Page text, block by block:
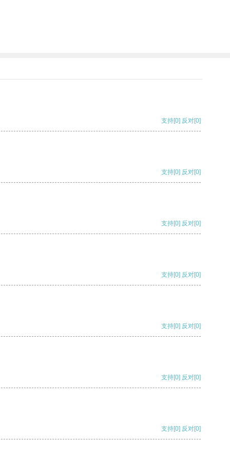
支持[0] 反对[0]
支持[0] 反对[0]
支持[0] 反对[0]
支持[0] 反对[0]
支持[0] 反对[0]
支持[0] 反对[0]
支持[0] 反对[0]